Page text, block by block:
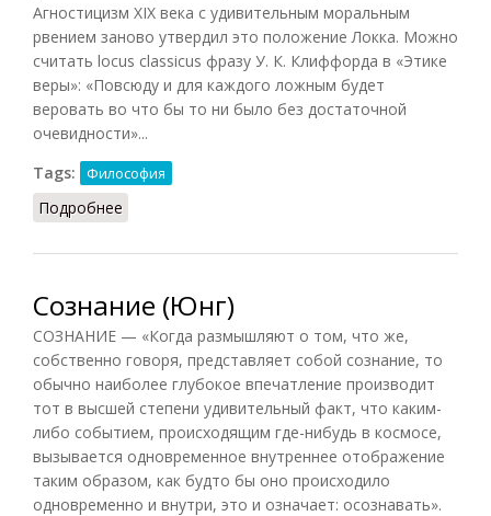
Агностицизм XIX века с удивительным моральным
рвением заново утвердил это положение Локка. Можно
считать locus classicus фразу У. К. Клиффорда в «Этике
веры»: «Повсюду и для каждого ложным будет
веровать во что бы то ни было без достаточной
очевидности»...
Tags:
Философия
Подробнее
Сознание (Юнг)
СОЗНАНИЕ — «Когда размышляют о том, что же,
собственно говоря, представляет собой сознание, то
обычно наиболее глубокое впечатление производит
тот в высшей степени удивительный факт, что каким-
либо событием, происходящим где-нибудь в космосе,
вызывается одновременное внутреннее отображение
таким образом, как будто бы оно происходило
одновременно и внутри, это и означает: осознавать».